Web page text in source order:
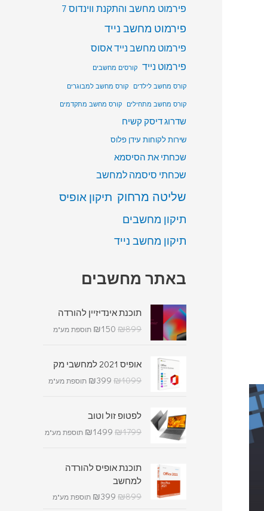
פירמוט מחשב והתקנת ווינדוס 7
פירמוט מחשב נייד
פירמוט מחשב נייד אסוס
פירמוט נייד קורסים מחשבים
קורס מחשב לילדים קורס מחשב למבוגרים
קורס מחשב מתחילים קורס מחשב מתקדמים
שדרוג דיסק קשיח
שירות לקוחות עידן פלוס
שכחתי את הסיסמא
שכחתי סיסמה למחשב
שליטה מרחוק תיקון אופיס
תיקון מחשבים
תיקון מחשב נייד
באתר מחשבים
תוכנת אינדיזיין להורדה
₪899
₪150 תוספת מע"מ
אופיס 2021 למחשבי מק
₪1099
₪399 תוספת מע"מ
לפטופ זול וטוב
₪1799
₪1499 תוספת מע"מ
תוכנת אופיס להורדה
למחשב
₪899
₪399 תוספת מע"מ